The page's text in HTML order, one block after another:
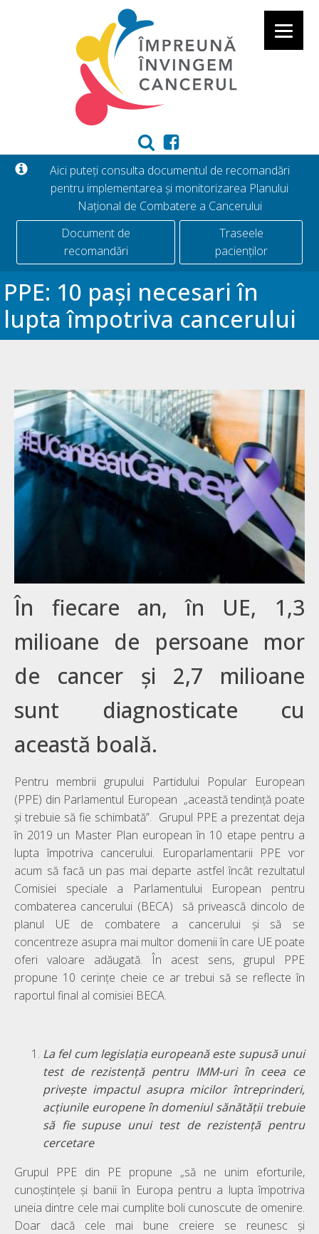
Aici puteți consulta documentul de recomandări
pentru implementarea și monitorizarea Planului
Național de Combatere a Cancerului
Document de
recomandări
Traseele
pacienților
PPE: 10 pași necesari în
lupta împotriva cancerului
În fiecare an, în UE, 1,3
milioane de persoane mor
de cancer și 2,7 milioane
sunt diagnosticate cu
această boală.
Pentru membrii grupului Partidului Popular European
(PPE) din Parlamentul European „această tendință poate
și trebuie să fie schimbată”. Grupul PPE a prezentat deja
în 2019 un Master Plan european în 10 etape pentru a
lupta împotriva cancerului. Europarlamentarii PPE vor
acum să facă un pas mai departe astfel încât rezultatul
Comisiei speciale a Parlamentului European pentru
combaterea cancerului (BECA) să privească dincolo de
planul UE de combatere a cancerului și să se
concentreze asupra mai multor domenii în care UE poate
oferi valoare adăugată. În acest sens, grupul PPE
propune 10 cerințe cheie ce ar trebui să se reflecte în
raportul final al comisiei BECA.
La fel cum legislația europeană este supusă unui
test de rezistență pentru IMM-uri în ceea ce
privește impactul asupra micilor întreprinderi,
acțiunile europene în domeniul sănătății trebuie
să fie supuse unui test de rezistență pentru
cercetare
Grupul PPE din PE propune „să ne unim eforturile,
cunoștințele și banii în Europa pentru a lupta împotriva
uneia dintre cele mai cumplite boli cunoscute de omenire.
Doar dacă cele mai bune creiere se reunesc și